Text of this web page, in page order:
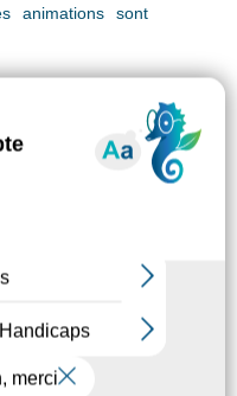
animations sont
l’Isère vous
département, du